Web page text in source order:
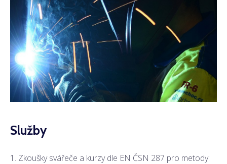
Služby
1. Zkoušky svářeče a kurzy dle EN ČSN 287 pro metody: